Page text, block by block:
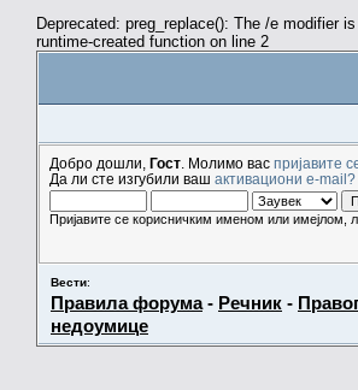
Deprecated: preg_replace(): The /e modifier
runtime-created function on line 2
Добро дошли, Гост . Молимо вас пријавите
Да ли сте изгубили ваш активациони e-mail?
Пријавите се корисничким именом или имејлом,
Вести:
Правила форума- Речник -
недоумице